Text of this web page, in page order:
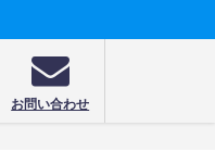
お問い合わせ